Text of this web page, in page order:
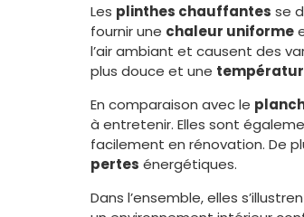
Les plinthes chauffantes se
fournir une chaleur uniforme
l’air ambiant et causent des
plus douce et une
En comparaison avec le
à entretenir. Elles sont
facilement en rénovation. De
pertes énergétiques.
Dans l’ensemble, elles